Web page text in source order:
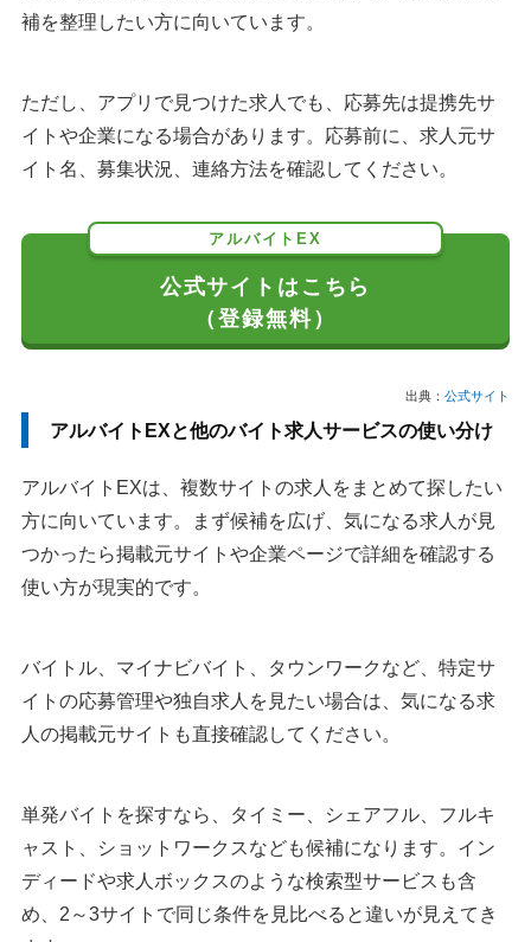
補を整理したい方に向いています。
ただし、アプリで見つけた求人でも、応募先は提携先サ
イトや企業になる場合があります。応募前に、求人元サ
イト名、募集状況、連絡方法を確認してください。
アルバイトEX
公式サイトはこちら
（登録無料）
出典： 公式サイト
アルバイトEXと他のバイト求人サービスの使い分け
アルバイトEXは、複数サイトの求人をまとめて探したい
方に向いています。まず候補を広げ、気になる求人が見
つかったら掲載元サイトや企業ページで詳細を確認する
使い方が現実的です。
バイトル、マイナビバイト、タウンワークなど、特定サ
イトの応募管理や独自求人を見たい場合は、気になる求
人の掲載元サイトも直接確認してください。
単発バイトを探すなら、タイミー、シェアフル、フルキ
ャスト、ショットワークスなども候補になります。イン
ディードや求人ボックスのような検索型サービスも含
め、2～3サイトで同じ条件を見比べると違いが見えてき